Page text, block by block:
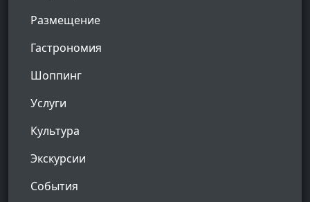
Размещение
Гастрономия
Шоппинг
Услуги
Культура
Экскурсии
События